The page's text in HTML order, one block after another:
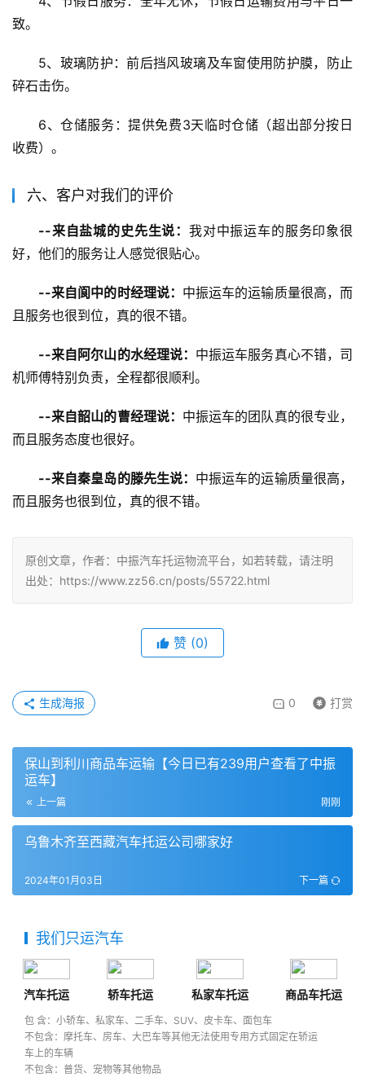
致。
5、玻璃防护：前后挡风玻璃及车窗使用防护膜，防止
碎石击伤。
6、仓储服务：提供免费3天临时仓储（超出部分按日
收费）。
六、客户对我们的评价
--来自盐城的史先生说： 我对中振运车的服务印象很
好，他们的服务让人感觉很贴心。
--来自阆中的时经理说： 中振运车的运输质量很高，而
且服务也很到位，真的很不错。
--来自阿尔山的水经理说： 中振运车服务真心不错，司
机师傅特别负责，全程都很顺利。
--来自韶山的曹经理说： 中振运车的团队真的很专业，
而且服务态度也很好。
--来自秦皇岛的滕先生说： 中振运车的运输质量很高，
而且服务也很到位，真的很不错。
原创文章，作者：中振汽车托运物流平台，如若转载，请注明
出处：https://www.zz56.cn/posts/55722.html
赞 (0)
0 打赏
生成海报
保山到利川商品车运输【今日已有239用户查看了中振
运车】
上一篇 刚刚
乌鲁木齐至西藏汽车托运公司哪家好
下一篇
2024年01月03日
我们只运汽车
汽车托运 轿车托运 私家车托运 商品车托运
包 含：小轿车、私家车、二手车、SUV、皮卡车、面包车
不包含：摩托车、房车、大巴车等其他无法使用专用方式固定在轿运
车上的车辆
不包含：普货、宠物等其他物品